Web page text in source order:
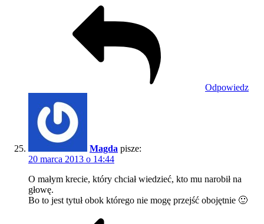
Odpowiedz
Magda pisze:
20 marca 2013 o 14:44
O małym krecie, który chciał wiedzieć, kto mu narobił na
głowę.
Bo to jest tytuł obok którego nie mogę przejść obojętnie 🙂